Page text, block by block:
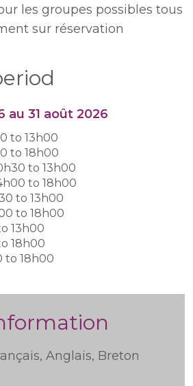
les groupes possibles tous
sur réservation
au 31 août 2026
to 13h00
to 18h00
to 13h00
to 18h00
to 13h00
to 18h00
13h00
18h00
to 18h00
Anglais, Breton